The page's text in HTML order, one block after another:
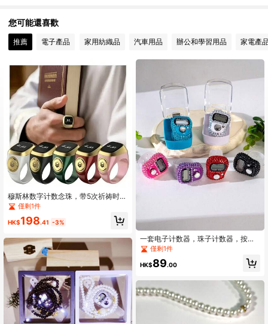
4.90 102 追蹤者
4.90 102 追蹤者
102 追蹤者
4.90 102 追蹤者
您可能還喜歡
推薦 電子產品 家用紡織品 汽車用品 辦公和學習用品 家電產
穆斯林数字计数念珠，带5次祈祷时间
振动提醒，智能念珠计数器
僅剩1件
HK$198.41 -3%
一套电子计数器，珠子计数器，按钮
式计数器，电子盒式计数器，适用于
节日、水钻戒指计数器、节日诵经计
数器、便携式手指计数器、男女通用
僅剩1件
HK$89.00